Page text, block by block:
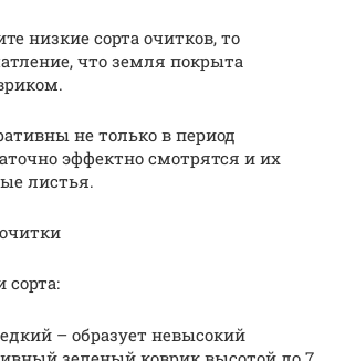
низкие сорта очитков, то
что земля покрыта
не только в период
эффектно смотрятся и их
листья.
– образует невысокий